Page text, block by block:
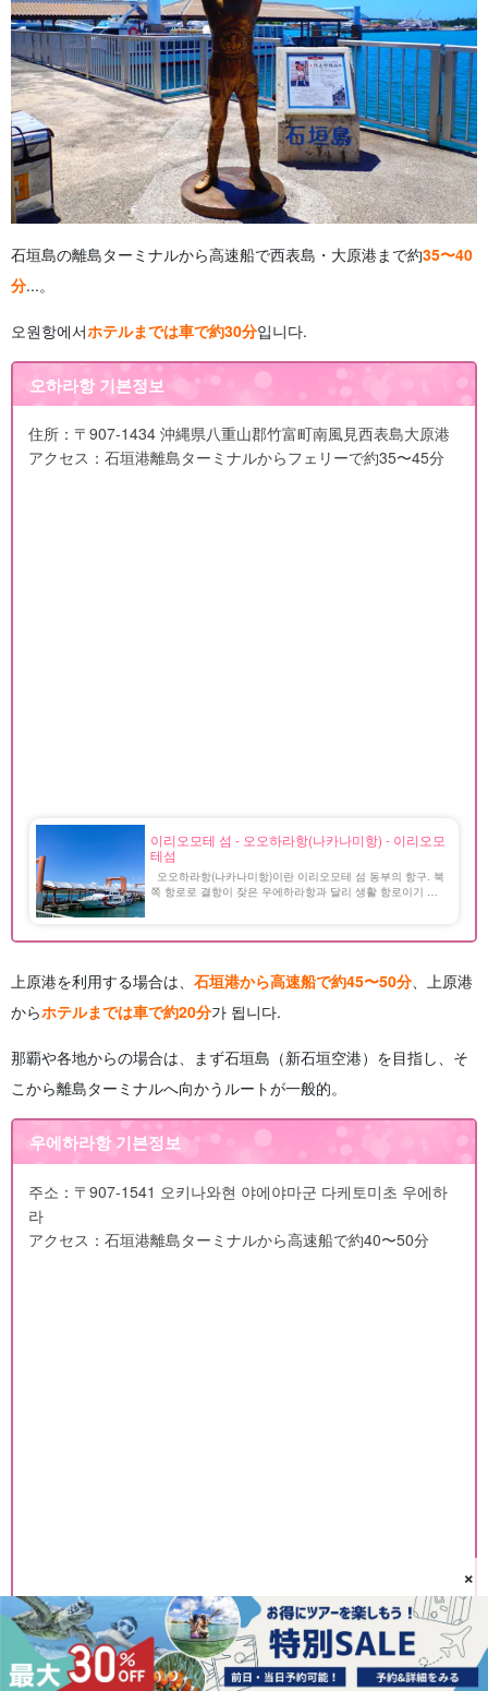
石垣島の離島ターミナルから高速船で西表島・大原港まで約35〜40
分...。
오원항에서ホテルまでは車で約30分입니다.
오하라항 기본정보
住所：〒907-1434 沖縄県八重山郡竹富町南風見西表島大原港
アクセス：石垣港離島ターミナルからフェリーで約35〜45分
이리오모테 섬 - 오오하라항(나카나미항) - 이리오모
테섬
오오하라항(나카나미항)이란 이리오모테 섬 동부의 항구. 북
쪽 항로로 결항이 잦은 우에하라항과 달리 생활 항로이기 때
上原港を利用する場合は、 石垣港から高速船で約45〜50分、上原港
からホテルまでは車で約20分가 됩니다.
那覇や各地からの場合は、まず石垣島（新石垣空港）を目指し、そ
こから離島ターミナルへ向かうルートが一般的。
우에하라항 기본정보
주소：〒907-1541 오키나와현 야에야마군 다케토미초 우에하
라
アクセス：石垣港離島ターミナルから高速船で約40〜50分
이리오모테 섬 - 우에하라항
⬇︎上原港発のツアーはこちら ⬇︎フェリーチケット付き！ おす
すめのセットプランはこちら 上原港とは 西表島西部の港。
×